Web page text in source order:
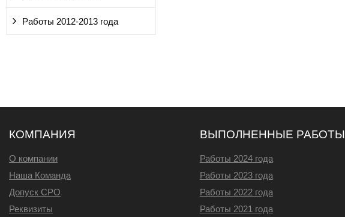
Работы 2012-2013 года
КОМПАНИЯ
О компании
Наша Команда
Допуск СРО
Реквизиты
ВЫПОЛНЕННЫЕ РАБОТЫ
Работы 2024 года
Работы 2023 года
Работы 2022 года
Работы 2021 года